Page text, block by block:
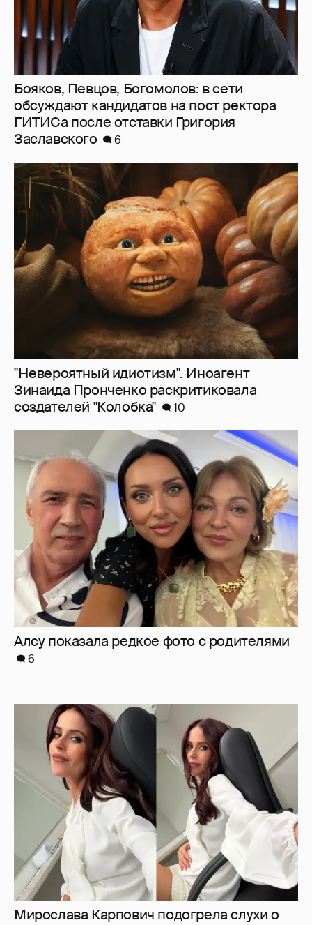
"Невероятный идиотизм". Иноагент
Зинаида Пронченко раскритиковала
создателей "Колобка"
10
Алсу показала редкое фото с родителями
6
Мирослава Карпович подогрела слухи о
беременности новыми фото
7